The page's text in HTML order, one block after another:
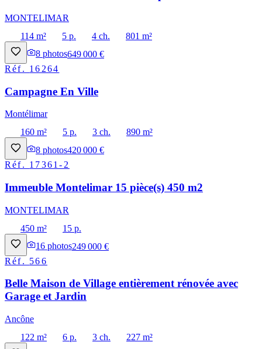
MONTELIMAR
114 m²
5 p. 4 ch.
801 m²
8 photos649 000 €
Réf. 16264
Campagne En Ville
Montélimar
160 m²
5 p. 3 ch.
890 m²
8 photos420 000 €
Réf. 17361-2
Immeuble Montelimar 15 pièce(s) 450 m2
MONTELIMAR
450 m²
15 p.
16 photos249 000 €
Réf. 566
Belle Maison de Village entièrement rénovée avec
Garage et Jardin
Ancône
122 m²
6 p. 3 ch.
227 m²